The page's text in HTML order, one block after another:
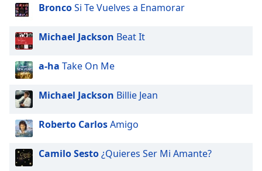
BroncoSi Te Vuelves a Enamorar
Michael Jackson Beat It
a-ha Take On Me
Michael Jackson Billie Jean
Roberto CarlosAmigo
Camilo Sesto¿Quieres Ser Mi Amante?